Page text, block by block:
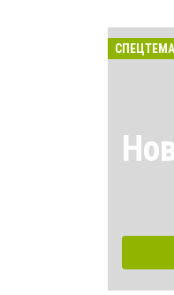
СПЕЦТЕМА